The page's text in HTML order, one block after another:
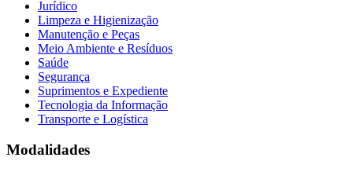
Jurídico
Limpeza e Higienização
Manutenção e Peças
Meio Ambiente e Resíduos
Saúde
Segurança
Suprimentos e Expediente
Tecnologia da Informação
Transporte e Logística
Modalidades